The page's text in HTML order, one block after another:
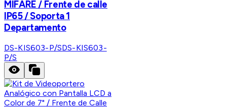
MIFARE / Frente de calle
IP65 / Soporta 1
Departamento
DS-KIS603-P/SDS-KIS603-
P/S